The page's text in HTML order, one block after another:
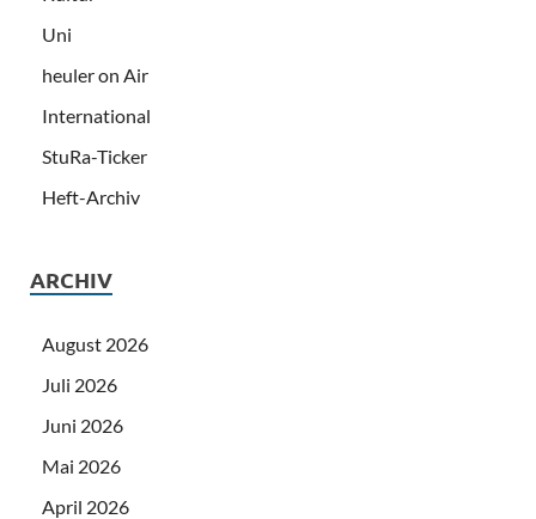
Uni
heuler on Air
International
StuRa-Ticker
Heft-Archiv
ARCHIV
August 2026
Juli 2026
Juni 2026
Mai 2026
April 2026